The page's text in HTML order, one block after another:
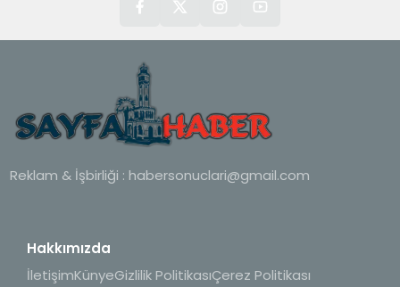
Reklam & İşbirliği : habersonuclari@gmail.com
Hakkımızda
İletişimKünyeGizlilik PolitikasıÇerez Politikası